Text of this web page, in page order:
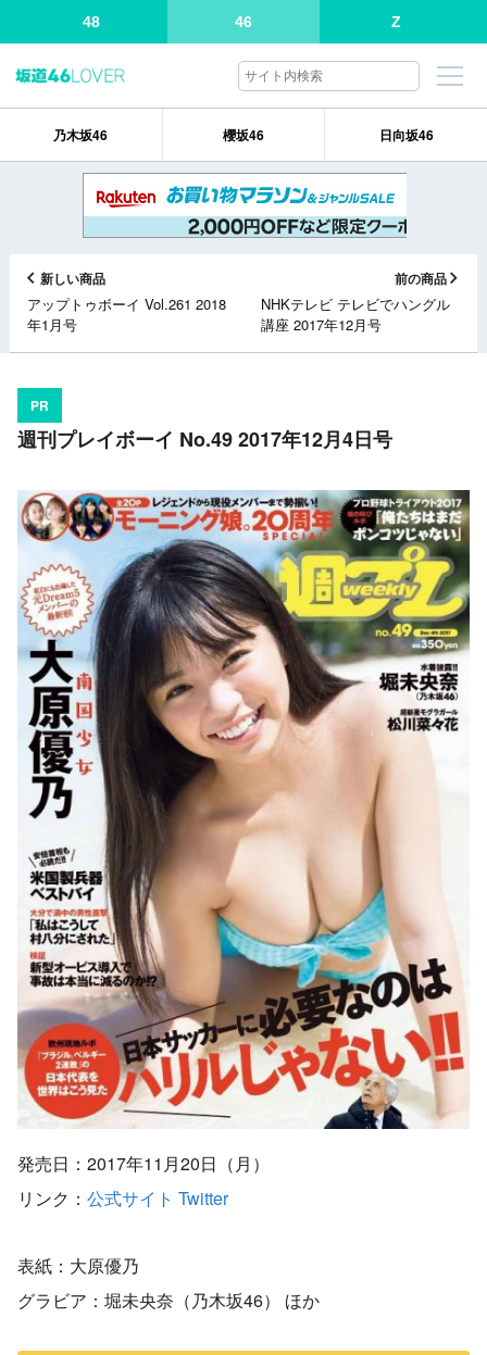
48 46 Z
乃木坂46 櫻坂46 日向坂46
新しい商品
アップトゥボーイ Vol.261 2018
年1月号
前の商品
NHKテレビ テレビでハングル
講座 2017年12月号
PR
週刊プレイボーイ No.49 2017年12月4日号
発売日：2017年11月20日（月）
リンク： 公式サイト Twitter
表紙：大原優乃
グラビア：堀未央奈（乃木坂46） ほか